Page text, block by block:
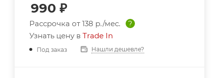
990 ₽
Рассрочка от 138 р./мес.
?
Узнать цену в Trade In
Под заказ Нашли дешевле?